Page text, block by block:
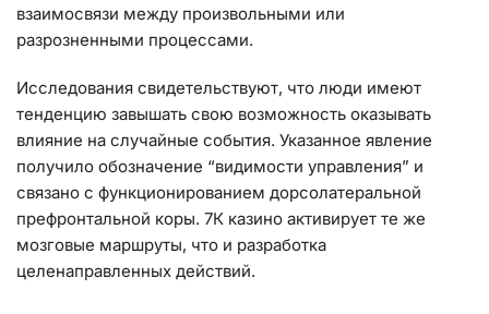
взаимосвязи между произвольными или
разрозненными процессами.
Исследования свидетельствуют, что люди имеют
тенденцию завышать свою возможность оказывать
влияние на случайные события. Указанное явление
получило обозначение “видимости управления” и
связано с функционированием дорсолатеральной
префронтальной коры. 7К казино активирует те же
мозговые маршруты, что и разработка
целенаправленных действий.